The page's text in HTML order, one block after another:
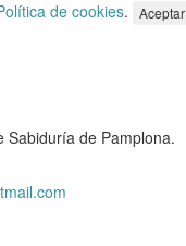
de cookies. Aceptar
Sabiduría de Pamplona.